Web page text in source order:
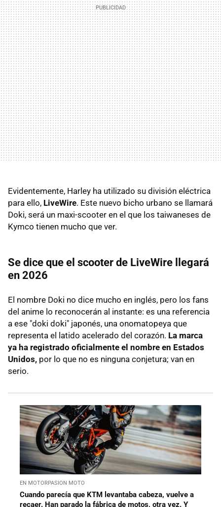
Evidentemente, Harley ha utilizado su división eléctrica
para ello, LiveWire. Este nuevo bicho urbano se llamará
Doki, será un maxi-scooter en el que los taiwaneses de
Kymco tienen mucho que ver.
Se dice que el scooter de LiveWire llegará
en 2026
El nombre Doki no dice mucho en inglés, pero los fans
del anime lo reconocerán al instante: es una referencia
a ese "doki doki" japonés, una onomatopeya que
representa el latido acelerado del corazón. La marca
ya ha registrado oficialmente el nombre en Estados
Unidos, por lo que no es ninguna conjetura; van en
serio.
EN MOTORPASION MOTO
Cuando parecía que KTM levantaba cabeza, vuelve a
recaer. Han parado la fábrica de motos, otra vez. Y